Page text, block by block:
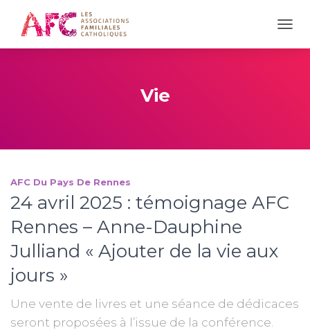
Vie
AFC Du Pays De Rennes
24 avril 2025 : témoignage AFC
Rennes – Anne-Dauphine
Julliand « Ajouter de la vie aux
jours »
Une vente de livres et une séance de dédicaces
seront proposées à l’issue de la conférence.